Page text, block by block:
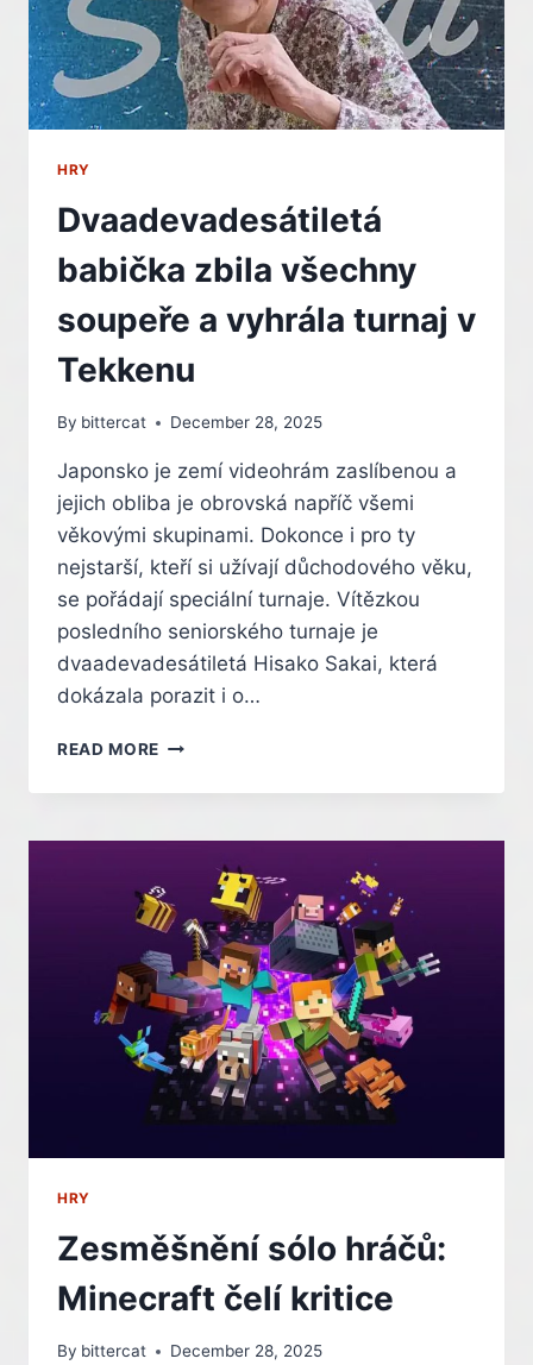
HRY
Dvaadevadesátiletá
babička zbila všechny
soupeře a vyhrála turnaj v
Tekkenu
By bittercat December 28, 2025
Japonsko je zemí videohrám zaslíbenou a
jejich obliba je obrovská napříč všemi
věkovými skupinami. Dokonce i pro ty
nejstarší, kteří si užívají důchodového věku,
se pořádají speciální turnaje. Vítězkou
posledního seniorského turnaje je
dvaadevadesátiletá Hisako Sakai, která
dokázala porazit i o…
READ MORE DVAADEVADESÁTILETÁ
ZBILA
SOUPEŘE
VYHRÁLA
TURNAJ
TEKKENU
HRY
Zesměšnění sólo hráčů:
Minecraft čelí kritice
By bittercat December 28, 2025